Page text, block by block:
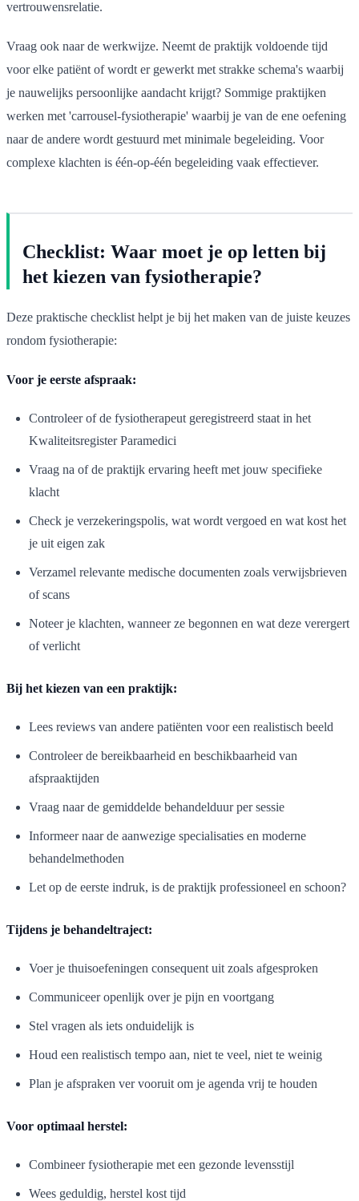
vertrouwensrelatie.
Vraag ook naar de werkwijze. Neemt de praktijk voldoende tijd
voor elke patiënt of wordt er gewerkt met strakke schema's waarbij
je nauwelijks persoonlijke aandacht krijgt? Sommige praktijken
werken met 'carrousel-fysiotherapie' waarbij je van de ene oefening
naar de andere wordt gestuurd met minimale begeleiding. Voor
complexe klachten is één-op-één begeleiding vaak effectiever.
Checklist: Waar moet je op letten bij
het kiezen van fysiotherapie?
Deze praktische checklist helpt je bij het maken van de juiste keuzes
rondom fysiotherapie:
Voor je eerste afspraak:
Controleer of de fysiotherapeut geregistreerd staat in het
Kwaliteitsregister Paramedici
Vraag na of de praktijk ervaring heeft met jouw specifieke
klacht
Check je verzekeringspolis, wat wordt vergoed en wat kost het
je uit eigen zak
Verzamel relevante medische documenten zoals verwijsbrieven
of scans
Noteer je klachten, wanneer ze begonnen en wat deze verergert
of verlicht
Bij het kiezen van een praktijk:
Lees reviews van andere patiënten voor een realistisch beeld
Controleer de bereikbaarheid en beschikbaarheid van
afspraaktijden
Vraag naar de gemiddelde behandelduur per sessie
Informeer naar de aanwezige specialisaties en moderne
behandelmethoden
Let op de eerste indruk, is de praktijk professioneel en schoon?
Tijdens je behandeltraject:
Voer je thuisoefeningen consequent uit zoals afgesproken
Communiceer openlijk over je pijn en voortgang
Stel vragen als iets onduidelijk is
Houd een realistisch tempo aan, niet te veel, niet te weinig
Plan je afspraken ver vooruit om je agenda vrij te houden
Voor optimaal herstel:
Combineer fysiotherapie met een gezonde levensstijl
Wees geduldig, herstel kost tijd